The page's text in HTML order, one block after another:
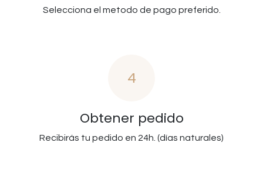
Selecciona el metodo de pago preferido.
4
Obtener pedido
Recibirás tu pedido en 24h. (días naturales)